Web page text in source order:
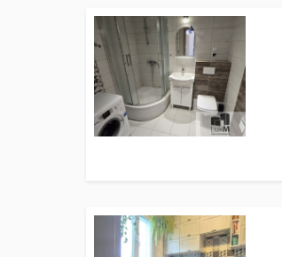
GORZÓW
WIELKOPOLSKI
GORZÓW
WIELKOPOLSKI